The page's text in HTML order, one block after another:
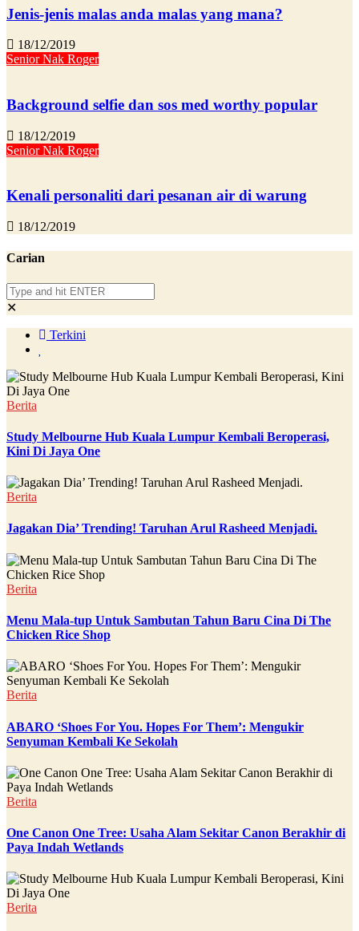
Jenis-jenis malas anda malas yang mana?
18/12/2019
Senior Nak Roger
Background selfie dan sos med worthy popular
18/12/2019
Senior Nak Roger
Kenali personaliti dari pesanan air di warung
18/12/2019
Carian
✕
Terkini
Berita
Study Melbourne Hub Kuala Lumpur Kembali Beroperasi,
Kini Di Jaya One
Berita
Jagakan Dia’ Trending! Taruhan Arul Rasheed Menjadi.
Berita
Menu Mala-tup Untuk Sambutan Tahun Baru Cina Di The
Chicken Rice Shop
Berita
ABARO ‘Shoes For You. Hopes For Them’: Mengukir
Senyuman Kembali Ke Sekolah
Berita
One Canon One Tree: Usaha Alam Sekitar Canon Berakhir di
Paya Indah Wetlands
Berita